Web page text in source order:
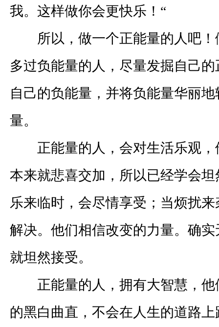
我。这样做你会更快乐！“
所以，做一个正能量的人吧！
多过负能量的人，尽量发掘自己
自己的负能量，并将负能量华丽
量。
正能量的人，会对生活乐观，
本来就悲喜交加，所以已经学会
乐来临时，会尽情享受；当烦扰
解决。他们相信改变的力量。确
就坦然接受。
正能量的人，拥有大智慧，他
的黑白曲直，不会在人生的道路